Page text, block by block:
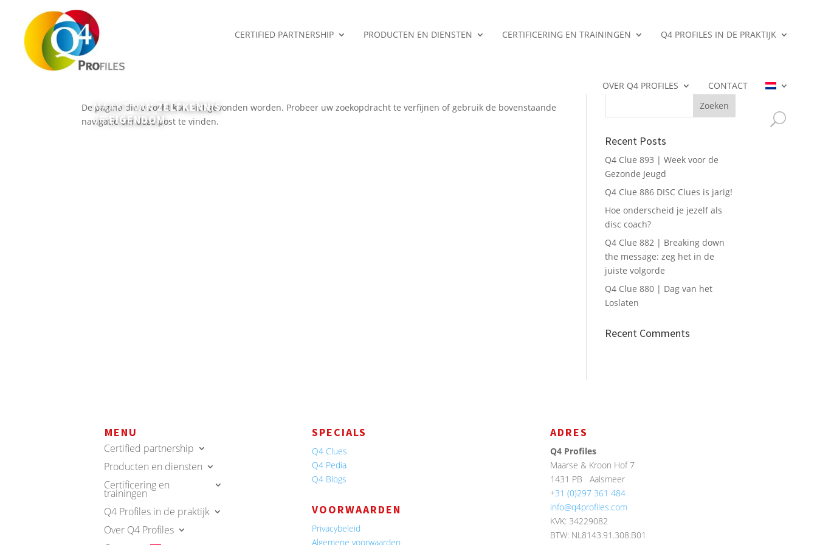
CERTIFIED PARTNERSHIP PRODUCTEN EN DIENSTEN CERTIFICERING EN TRAININGEN Q4 PROFILES IN DE PRAKTIJK
OVER Q4 PROFILES CONTACT
MAAKT VANZELFKENNIS
JEEIGENDOM
De pagina die u zocht kon niet gevonden worden. Probeer uw zoekopdracht te verfijnen of gebruik de bovenstaande
navigatie om deze post te vinden.
Search
Recent Posts
Q4 Clue 893 | Week voor de
Gezonde Jeugd
Q4 Clue 886 DISC Clues is jarig!
Hoe onderscheid je jezelf als
disc coach?
Q4 Clue 882 | Breaking down
the message: zeg het in de
juiste volgorde
Q4 Clue 880 | Dag van het
Loslaten
Recent Comments
MENU
Certified partnership
Producten en diensten
Certificering en
trainingen
Q4 Profiles in de praktijk
Over Q4 Profiles
SPECIALS
Q4 Clues
Q4 Pedia
Q4 Blogs
VOORWAARDEN
Privacybeleid
Algemene voorwaarden
ADRES
Q4 Profiles
Maarse & Kroon Hof 7
1431 PB
Aalsmeer
+31 (0)297 361 484
info@q4profiles.com
KVK: 34229082
BTW: NL8143.91.308.B01